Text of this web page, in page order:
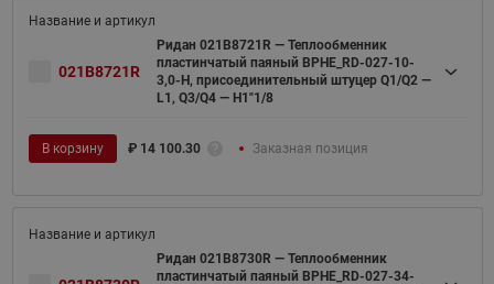
021B8721R
Ридан 021B8721R — Теплообменник
пластинчатый паяный BPHE_RD-027-10-
3,0-H, присоединительный штуцер Q1/Q2 —
L1, Q3/Q4 — H1"1/8
В корзину ₽ 14 100.30 Заказная позиция
Ридан 021B8730R — Теплообменник
пластинчатый паяный BPHE_RD-027-34-